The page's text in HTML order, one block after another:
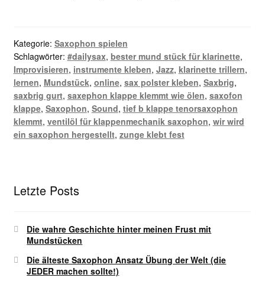
Kategorie: Saxophon spielen
Schlagwörter: #dailysax, bester mund stück für klarinette,
Improvisieren, instrumente kleben, Jazz, klarinette trillern,
lernen, Mundstück, online, sax polster kleben, Saxbrig,
saxbrig gurt, saxephon klappe klemmt wie ölen, saxofon
klappe, Saxophon, Sound, tief b klappe tenorsaxophon
klemmt, ventilöl für klappenmechanik saxophon, wir wird
ein saxophon hergestellt, zunge klebt fest
Letzte Posts
Die wahre Geschichte hinter meinen Frust mit
Mundstücken
Die älteste Saxophon Ansatz Übung der Welt (die
JEDER machen sollte!)